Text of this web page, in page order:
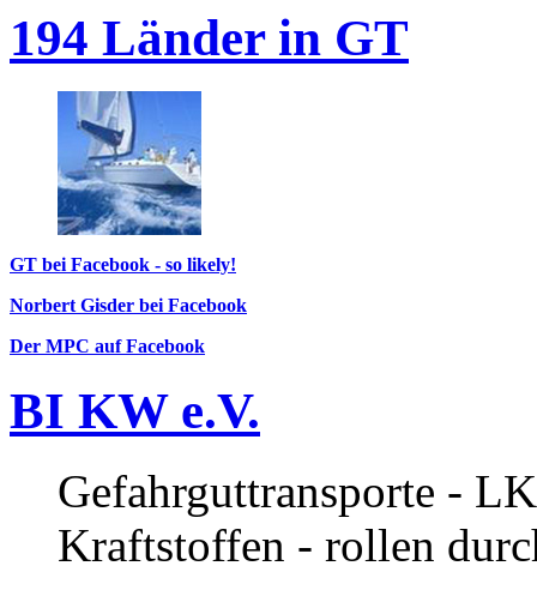
194 Länder in GT
GT bei Facebook - so likely!
Norbert Gisder bei Facebook
Der MPC auf Facebook
BI KW e.V.
Gefahrguttransporte -
Kraftstoffen - rollen